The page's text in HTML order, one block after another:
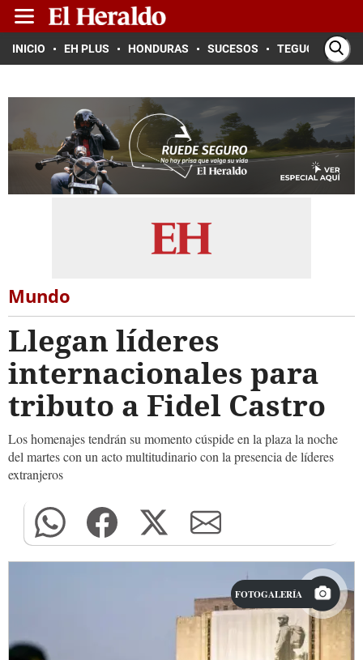
INICIO EH PLUS HONDURAS SUCESOS TEGUCIGALPA
Mundo
Llegan líderes
internacionales para
tributo a Fidel Castro
Los homenajes tendrán su momento cúspide en la plaza la noche
del martes con un acto multitudinario con la presencia de líderes
extranjeros
FOTOGALERÍA